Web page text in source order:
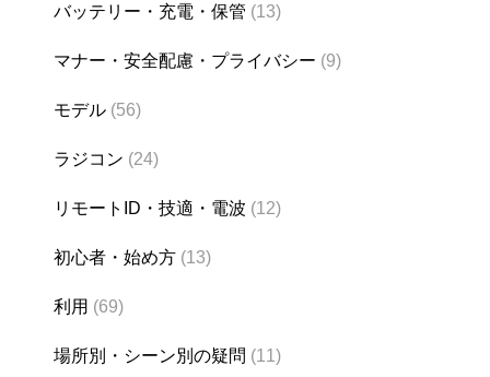
バッテリー・充電・保管 (13)
マナー・安全配慮・プライバシー (9)
モデル (56)
ラジコン (24)
リモートID・技適・電波 (12)
初心者・始め方 (13)
利用 (69)
場所別・シーン別の疑問 (11)